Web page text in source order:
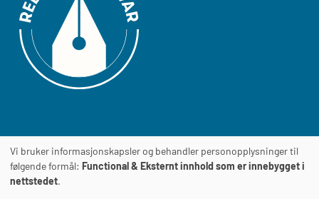
Journalens TILGJENGELIGHETSERKLÆRING
Vi bruker informasjonskapsler og behandler personopplysninger til
følgende formål: Functional & Eksternt innhold som er innebygget i
nettstedet.